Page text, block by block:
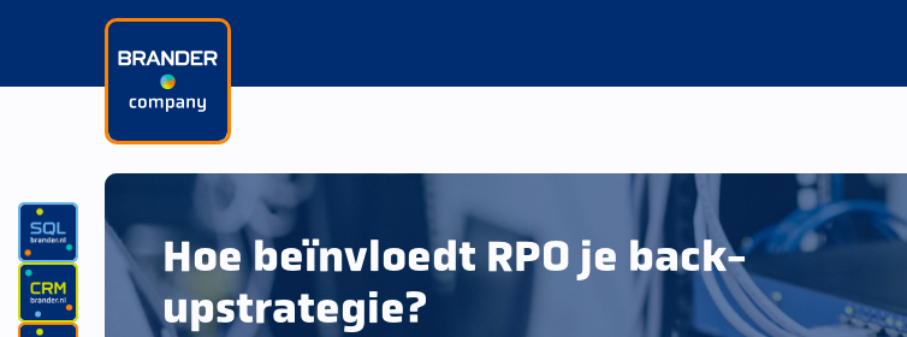
Hoe beïnvloedt RPO je back-
upstrategie?